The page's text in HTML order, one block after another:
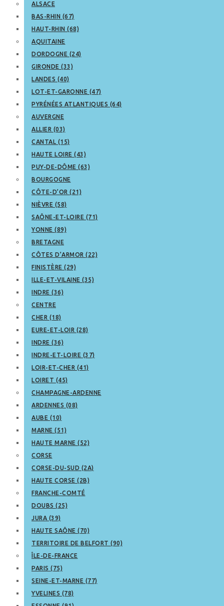
ALSACE
BAS-RHIN (67)
HAUT-RHIN (68)
AQUITAINE
DORDOGNE (24)
GIRONDE (33)
LANDES (40)
LOT-ET-GARONNE (47)
PYRÉNÉES ATLANTIQUES (64)
AUVERGNE
ALLIER (03)
CANTAL (15)
HAUTE LOIRE (43)
PUY-DE-DÔME (63)
BOURGOGNE
CÔTE-D’OR (21)
NIÈVRE (58)
SAÔNE-ET-LOIRE (71)
YONNE (89)
BRETAGNE
CÔTES D’ARMOR (22)
FINISTÈRE (29)
ILLE-ET-VILAINE (35)
INDRE (36)
CENTRE
CHER (18)
EURE-ET-LOIR (28)
INDRE (36)
INDRE-ET-LOIRE (37)
LOIR-ET-CHER (41)
LOIRET (45)
CHAMPAGNE-ARDENNE
ARDENNES (08)
AUBE (10)
MARNE (51)
HAUTE MARNE (52)
CORSE
CORSE-DU-SUD (2A)
HAUTE CORSE (2B)
FRANCHE-COMTÉ
DOUBS (25)
JURA (39)
HAUTE SAÔNE (70)
TERRITOIRE DE BELFORT (90)
ÎLE-DE-FRANCE
PARIS (75)
SEINE-ET-MARNE (77)
YVELINES (78)